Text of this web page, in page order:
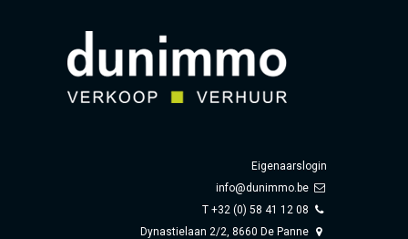
Eigenaarslogin
info@dunimmo.be
T +32 (0) 58 41 12 08
Dynastielaan 2/2, 8660 De Panne